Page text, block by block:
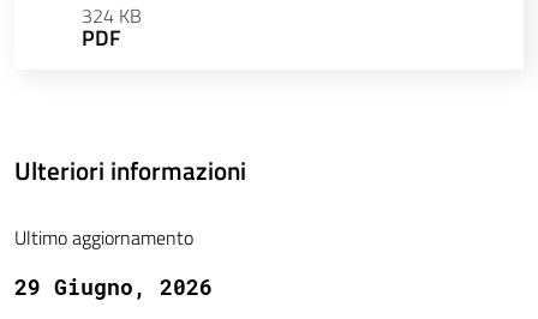
324 KB
PDF
Ulteriori informazioni
Ultimo aggiornamento
29 Giugno, 2026